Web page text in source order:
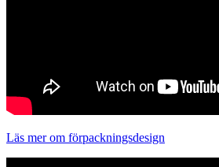
Läs mer om förpackningsdesign